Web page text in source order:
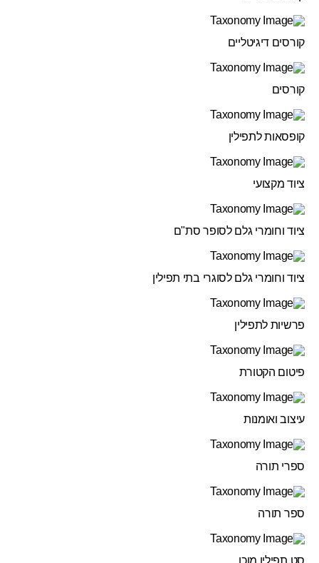
קורסים דיגיטליים
קורסים
קופסאות לתפילין
ציוד מקצועי
ציוד וחומרי גלם לסופר סת"ם
ציוד וחומרי גלם לסוגרי בתי תפילין
פרשיות לתפילין
פיטום הקטורת
עיצוב ואומנות
ספרי תורה
ספר תורה
סט תפילין מוכן